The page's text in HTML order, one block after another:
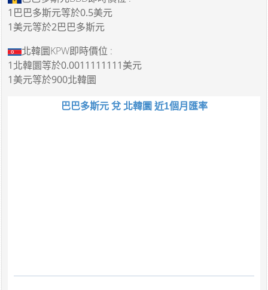
1巴巴多斯元等於0.5美元
1美元等於2巴巴多斯元
北韓圜KPW即時價位 :
1北韓圜等於0.0011111111美元
1美元等於900北韓圜
巴巴多斯元 兌 北韓圜 近1個月匯率